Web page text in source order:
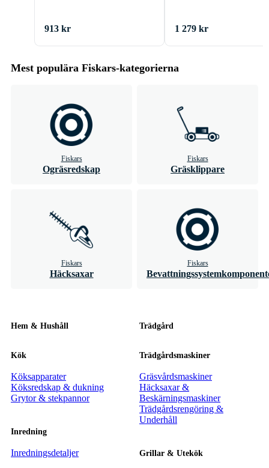
913 kr 1 279 kr
Mest populära Fiskars-kategorierna
Fiskars
Ogräsredskap
Fiskars
Gräsklippare
Fiskars
Häcksaxar
Fiskars
Hem & Hushåll
Kök
Köksapparater
Köksredskap & dukning
Grytor & stekpannor
Inredning
Inredningsdetaljer
Trädgård
Trädgårdsmaskiner
Gräsvårdsmaskiner
Häcksaxar &
Beskärningsmaskiner
Trädgårdsrengöring &
Underhåll
Grillar & Utekök